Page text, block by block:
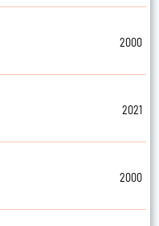
2000
2021
2000